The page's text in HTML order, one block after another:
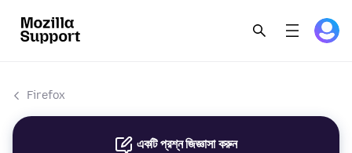
Firefox
একটি প্রশ্ন জিজ্ঞাসা করুন